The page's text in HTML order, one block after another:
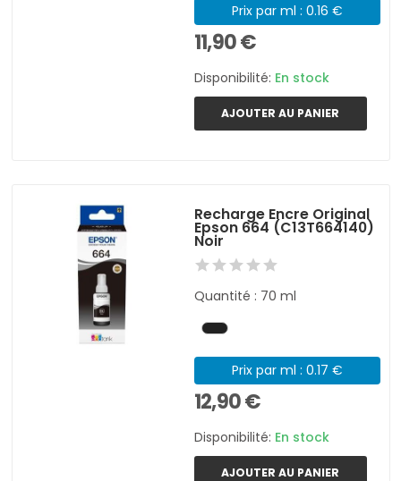
Prix par ml : 0.16 €
11,90 €
Disponibilité: En stock
AJOUTER AU PANIER
Recharge Encre Original
Epson 664 (C13T664140)
Noir
Quantité : 70 ml
Prix par ml : 0.17 €
12,90 €
Disponibilité: En stock
AJOUTER AU PANIER